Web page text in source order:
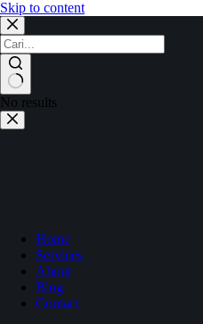
Skip to content
No results
Home
Services
About
Blog
Contact